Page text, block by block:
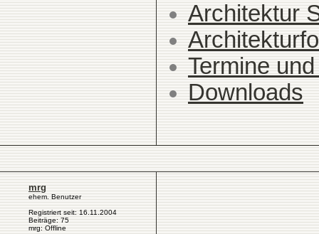
Architektur
Termine
Downloads
mrg
ehem. Benutzer
Registriert seit: 16.11.2004
Beiträge: 75
mrg: Offline